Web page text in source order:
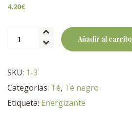
4.20€
Bop
Remberg
BIO
cantidad
Añadir al carrito
SKU: 1-3
Categorías: Té, Té negro
Etiqueta: Energizante